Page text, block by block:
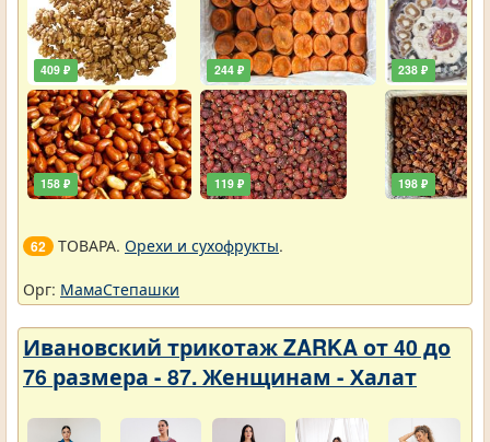
409 ₽
158 ₽
244 ₽
119 ₽
238 ₽
198 ₽
62 ТОВАРА. Орехи и сухофрукты.
Орг: МамаСтепашки
Ивановский трикотаж ZARKA от 40 до
76 размера - 87. Женщинам - Халат